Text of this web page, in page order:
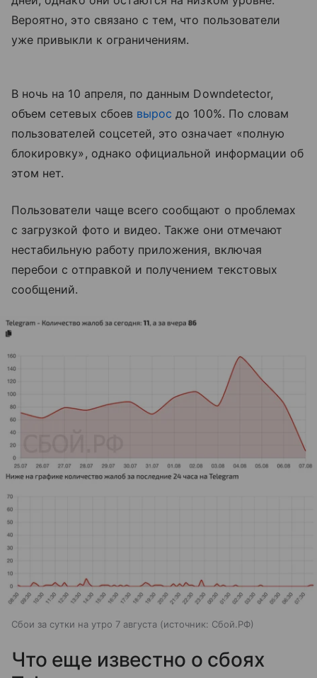
Вероятно, это связано с тем, что пользователи
уже привыкли к ограничениям.
В ночь на 10 апреля, по данным Downdetector,
объем сетевых сбоев вырос до 100%. По словам
пользователей соцсетей, это означает «полную
блокировку», однако официальной информации об
этом нет.
Пользователи чаще всего сообщают о проблемах
с загрузкой фото и видео. Также они отмечают
нестабильную работу приложения, включая
перебои с отправкой и получением текстовых
сообщений.
Сбои за сутки на утро 7 августа источник: Сбой.РФ
Что еще известно о сбоях